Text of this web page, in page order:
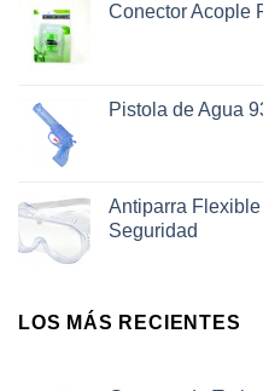
Conector Acople
Pistola de Agua
Antiparra
Seguridad
LOS MÁS RECIENTES